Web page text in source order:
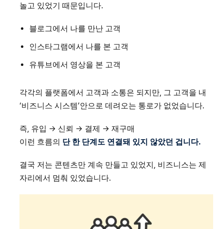
놀고 있었기 때문입니다.
블로그에서 나를 만난 고객
인스타그램에서 나를 본 고객
유튜브에서 영상을 본 고객
각각의 플랫폼에서 고객과 소통은 되지만, 그 고객을 내
‘비즈니스 시스템’안으로 데려오는 통로가 없었습니다.
즉, 유입 → 신뢰 → 결제 → 재구매
이런 흐름의 단 한 단계도 연결돼 있지 않았던 겁니다.
결국 저는 콘텐츠만 계속 만들고 있었지, 비즈니스는 제
자리에서 멈춰 있었습니다.